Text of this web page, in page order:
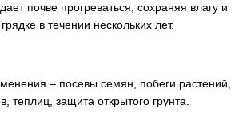
почве прогреваться, сохраняя влагу и
в течении нескольких лет.
– посевы семян, побеги растений,
теплиц, защита открытого грунта.